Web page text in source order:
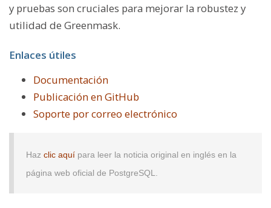
y pruebas son cruciales para mejorar la robustez y
utilidad de Greenmask.
Enlaces útiles
Documentación
Publicación en GitHub
Soporte por correo electrónico
Haz clic aquí para leer la noticia original en inglés en la
página web oficial de PostgreSQL.